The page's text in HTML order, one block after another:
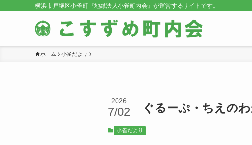
横浜市戸塚区小雀町『地縁法人小雀町内会』が運営するサイトです。
ホーム 小雀だより
ぐるーぷ・ちえの
2026
7/02
小雀だより